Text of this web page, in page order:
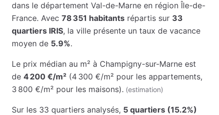
dans le département Val-de-Marne en région Île-de-
France. Avec 78 351 habitants répartis sur 33
quartiers IRIS, la ville présente un taux de vacance
moyen de 5.9%.
Le prix médian au m² à Champigny-sur-Marne est
de 4 200 €/m² (4 300 €/m² pour les appartements,
3 800 €/m² pour les maisons). (estimation)
Sur les 33 quartiers analysés, 5 quartiers (15.2%)